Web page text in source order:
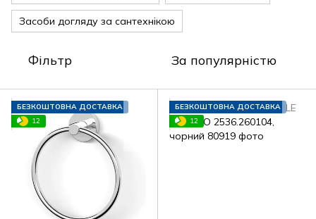
Засоби догляду за сантехнікою
Фільтр За популярністю
БЕЗКОШТОВНА ДОСТАВКА
12
БЕЗКОШТОВНА ДОСТАВКА
12